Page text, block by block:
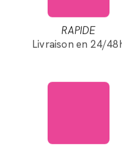
RAPIDE
Livraison en 24/